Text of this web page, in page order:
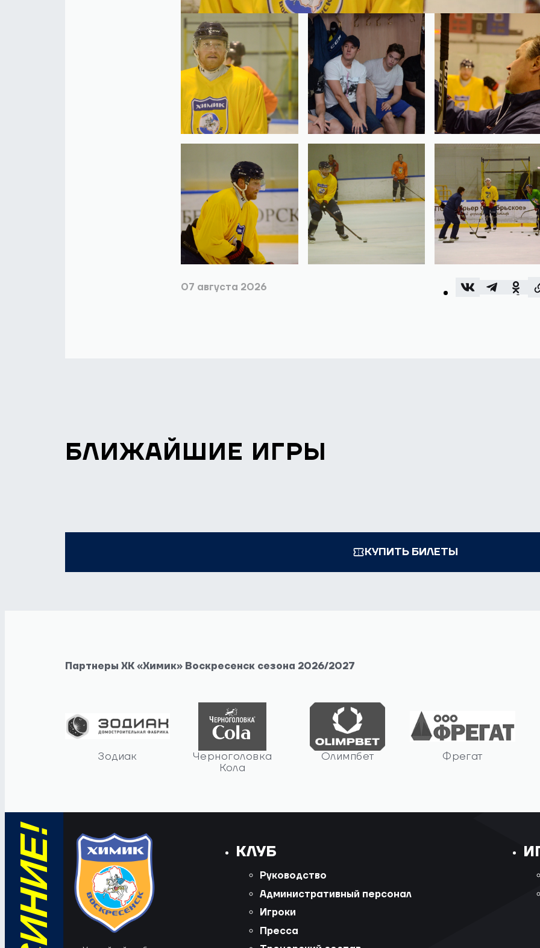
07 августа 2026
БЛИЖАЙШИЕ ИГРЫ
КУПИТЬ БИЛЕТЫ
Партнеры ХК «Химик» Воскресенск сезона 2026/2027
Зодиак
Черноголовка
Кола
Олимпбет Фрегат
КЛУБ
Руководство
Административный персонал
Игроки
Пресса